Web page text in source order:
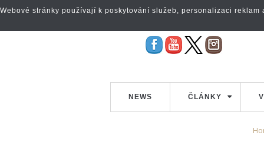
NEWS ČLÁNKY
Webové stránky používají k poskytování služeb, personalizaci